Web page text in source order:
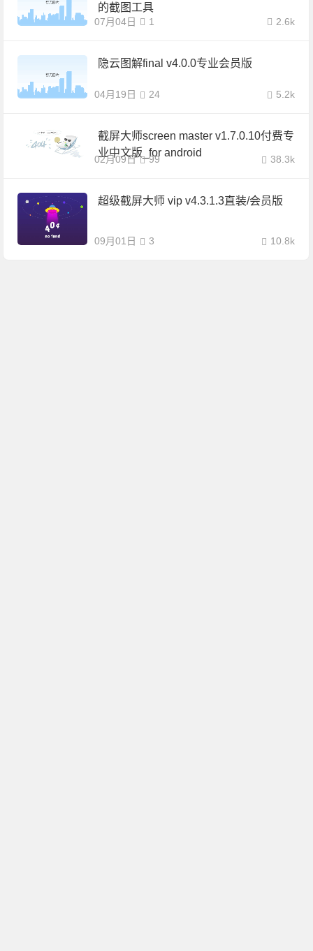
的截图工具
07月04日 2.6k
1
隐云图解final v4.0.0专业会员版
04月19日 5.2k
24
截屏大师screen master v1.7.0.10付费专
业中文版_for android
02月09日 38.3k
99
超级截屏大师 vip v4.3.1.3直装/会员版
09月01日 10.8k
3